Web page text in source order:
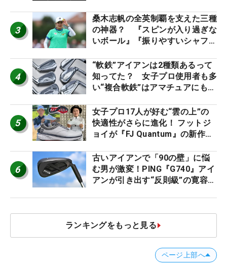
3
桑木志帆の全英制覇を支えた三種
の神器？ 『スピンが入り過ぎな
いボール』『振りやすいシャフ
ー』 #女子プロセッティング
4
“軟鉄”アイアンは2種類あるって
知ってた？ 女子プロ使用者も多
い“複合軟鉄”はアマチュアにもオ
5
女子プロ17人が好む“雲の上”の
快適性がさらに進化！ フットジ
ョイが『FJ Quantum』の新作を
6
古いアイアンで「90の壁」に悩
む男が激変！PING『G740』アイ
アンが引き出す“反則級”の寛容性
ランキングをもっと見る
ページ上部へ